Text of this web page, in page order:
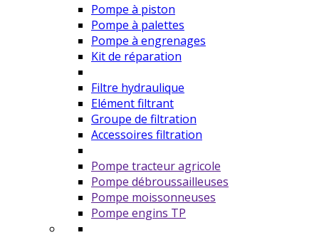
Pompe à piston
Pompe à palettes
Pompe à engrenages
Kit de réparation
Filtre hydraulique
Elément filtrant
Groupe de filtration
Accessoires filtration
Pompe tracteur agricole
Pompe débroussailleuses
Pompe moissonneuses
Pompe engins TP